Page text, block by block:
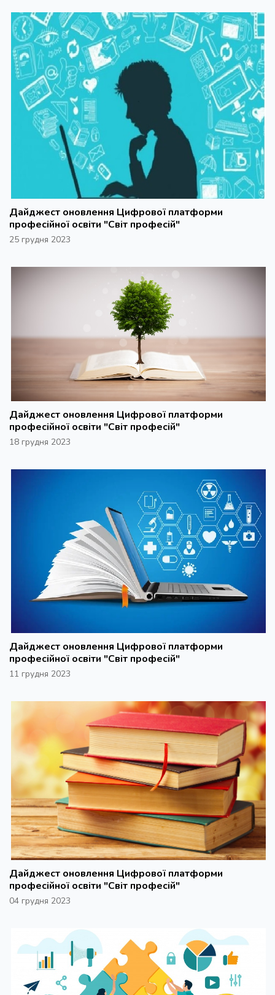
Дайджест оновлення Цифрової платформи
професійної освіти "Світ професій"
25 грудня 2023
Дайджест оновлення Цифрової платформи
професійної освіти "Світ професій"
18 грудня 2023
Дайджест оновлення Цифрової платформи
професійної освіти "Світ професій"
11 грудня 2023
Дайджест оновлення Цифрової платформи
професійної освіти "Світ професій"
04 грудня 2023